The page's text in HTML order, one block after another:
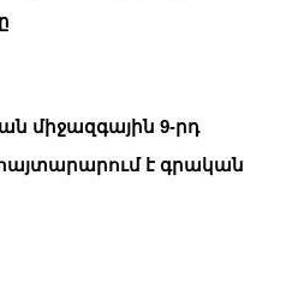
միջազգային 9-րդ
է գրական